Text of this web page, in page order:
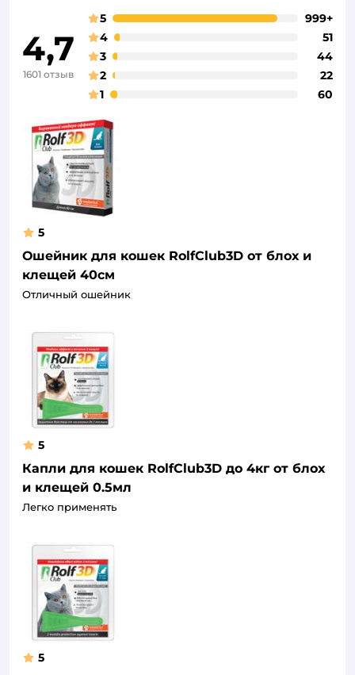
4,7
1601 отзыв
5
999+
4
51
3
44
2
22
1
60
5
Ошейник для кошек RolfClub3D от блох и
клещей 40см
Отличный ошейник
5
Капли для кошек RolfClub3D до 4кг от блох
и клещей 0.5мл
Легко применять
5